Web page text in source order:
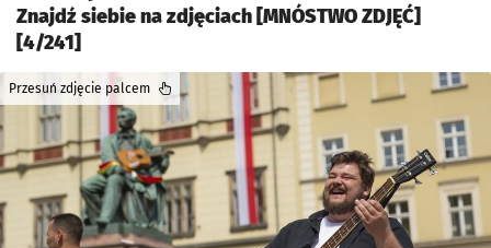
Znajdź siebie na zdjęciach [MNÓSTWO ZDJĘĆ]
[4/241]
Przesuń zdjęcie palcem